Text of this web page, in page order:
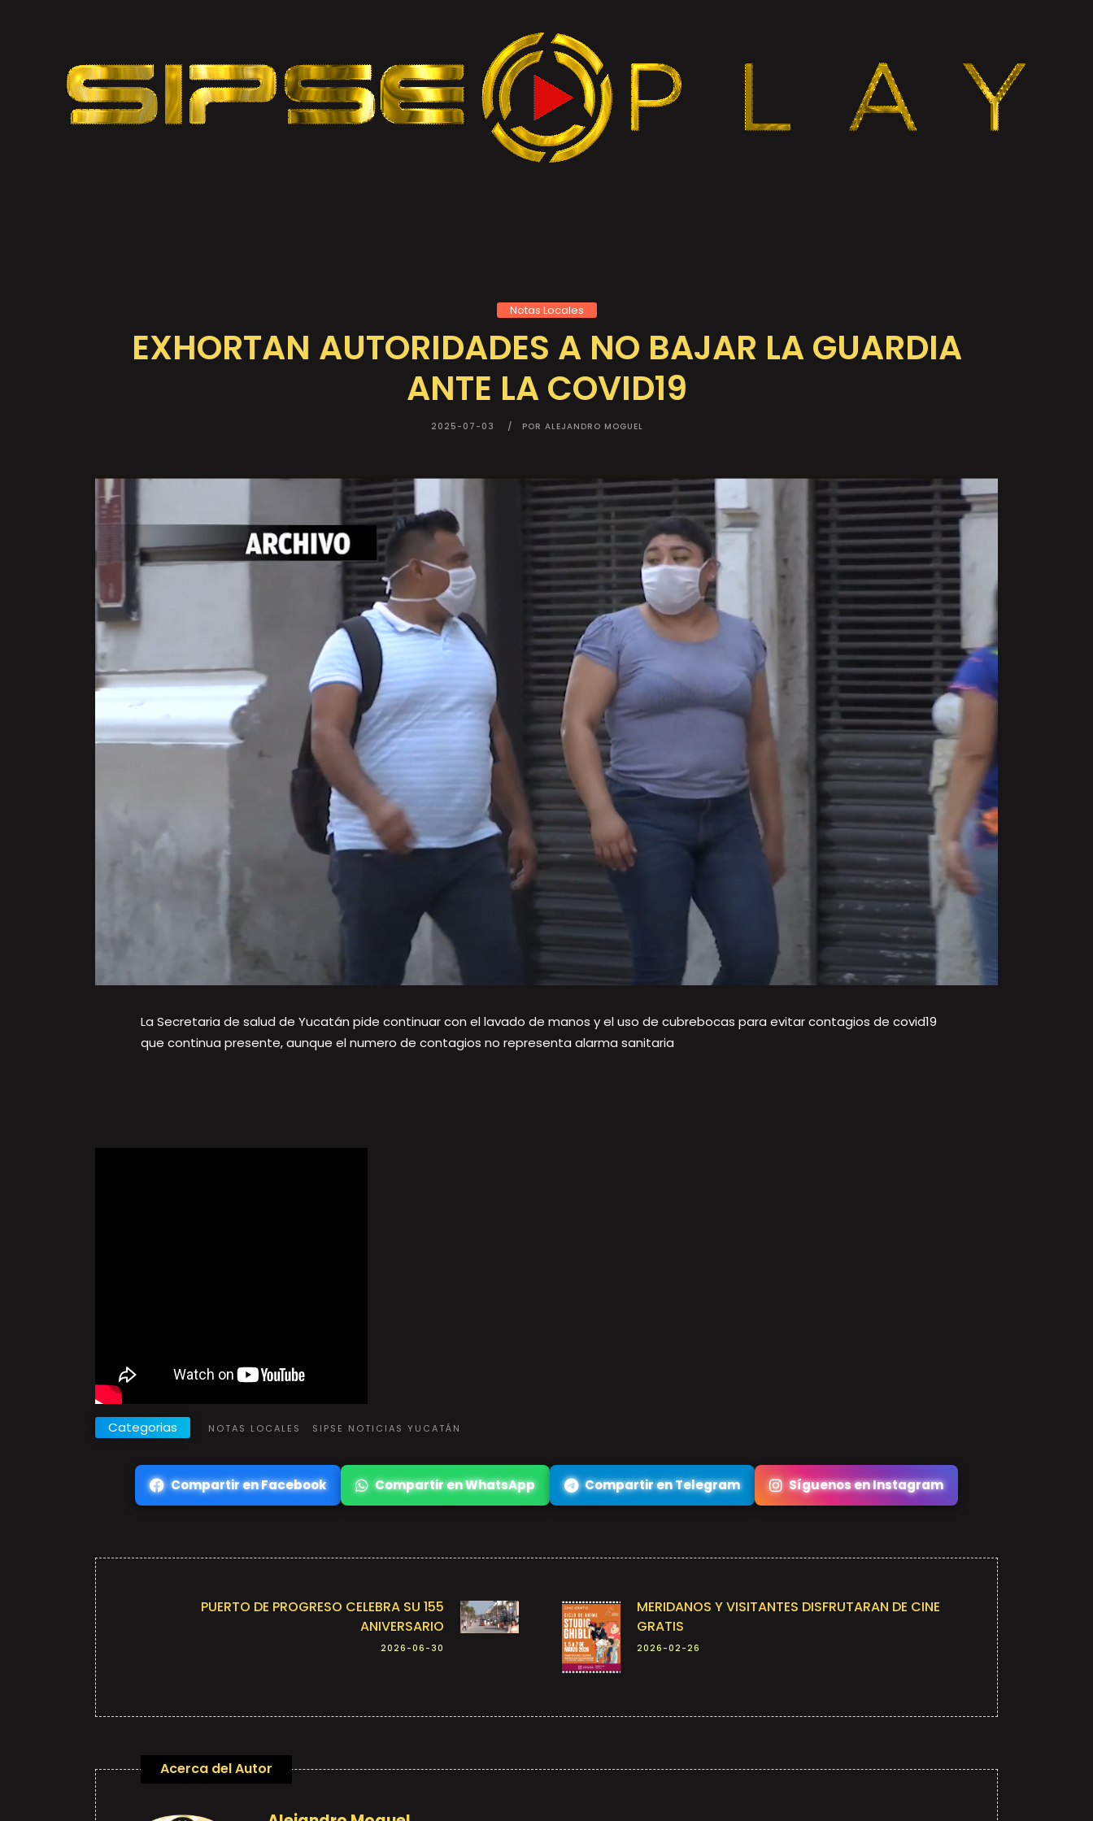
Notas Locales
EXHORTAN AUTORIDADES A NO BAJAR LA GUARDIA
ANTE LA COVID19
2025-07-03 POR ALEJANDRO MOGUEL
La Secretaria de salud de Yucatán pide continuar con el lavado de manos y el uso de cubrebocas para evitar contagios de covid19
que continua presente, aunque el numero de contagios no representa alarma sanitaria
Categorias NOTAS LOCALES SIPSE NOTICIAS YUCATÁN
Compartir en Facebook Compartir en WhatsApp Compartir en Telegram Síguenos en Instagram
PUERTO DE PROGRESO CELEBRA SU 155
ANIVERSARIO
2026-06-30
MERIDANOS Y VISITANTES DISFRUTARAN DE CINE
GRATIS
2026-02-26
Acerca del Autor